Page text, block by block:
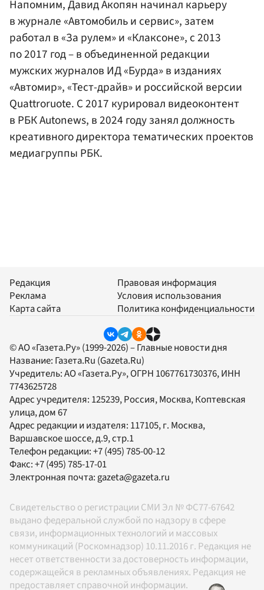
Напомним, Давид Акопян начинал карьеру
в журнале «Автомобиль и сервис», затем
работал в «За рулем» и «Клаксоне», с 2013
по 2017 год – в объединенной редакции
мужских журналов ИД «Бурда» в изданиях
«Автомир», «Тест-драйв» и российской версии
Quattroruote. С 2017 курировал видеоконтент
в РБК Autonews, в 2024 году занял должность
креативного директора тематических проектов
медиагруппы РБК.
Редакция
Реклама
Карта сайта
Правовая информация
Условия использования
Политика конфиденциальности
© АО «Газета.Ру» (1999-2026) – Главные новости дня
Название: Газета.Ru (Gazeta.Ru)
Учредитель:АО «Газета.Ру», ОГРН 1067761730376, ИНН
7743625728
Адрес учредителя: 125239, Россия, Москва, Коптевская
улица, дом 67
Адрес редакции и издателя: 117105, г. Москва,
Варшавское шоссе, д.9, стр.1
Телефон редакции:+7 (495) 785-00-12
Факс:+7 (495) 785-17-01
Электронная почта:gazeta@gazeta.ru
Свидетельство о регистрации СМИ Эл № ФС77-67642
выдано федеральной службой по надзору в сфере
связи, информационных технологий и массовых
коммуникаций (Роскомнадзор) 10.11.2016 г. Редакция не
несет ответственности за достоверность информации,
содержащейся в рекламных объявлениях. Редакция не
предоставляет справочной информации.